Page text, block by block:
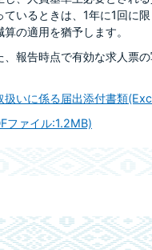
いるときは、1年に1回に
の適用を猶予します。
報告時点で有効な求人票
いに係る届出添付書類
ファイル:1.2MB)